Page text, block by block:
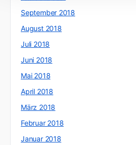
September 2018
August 2018
Juli 2018
Juni 2018
Mai 2018
April 2018
März 2018
Februar 2018
Januar 2018